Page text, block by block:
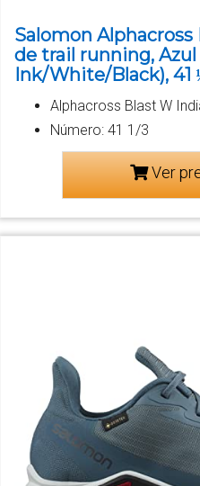
Salomon
de trail running, Azul
Ink/White/Black), 41
Alphacross Blast W
Número: 41 1/3
Ver